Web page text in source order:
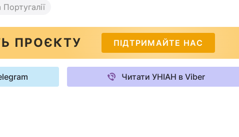
Португалії
ПРОЄКТУ ПІДТРИМАЙТЕ НАС
Читати УНІАН в Viber